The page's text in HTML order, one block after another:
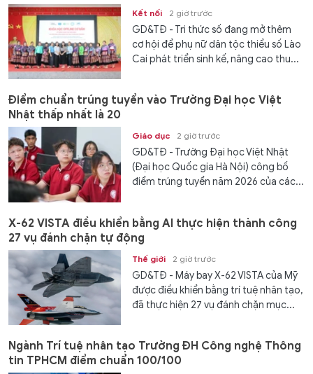
Kết nối 2 giờ trước
GD&TĐ - Tri thức số đang mở thêm
cơ hội để phụ nữ dân tộc thiểu số Lào
Cai phát triển sinh kế, nâng cao thu...
Điểm chuẩn trúng tuyển vào Trường Đại học Việt
Nhật thấp nhất là 20
Giáo dục 2 giờ trước
GD&TĐ - Trường Đại học Việt Nhật
(Đại học Quốc gia Hà Nội) công bố
điểm trúng tuyển năm 2026 của các...
X-62 VISTA điều khiển bằng AI thực hiện thành công
27 vụ đánh chặn tự động
Thế giới 2 giờ trước
GD&TĐ - Máy bay X-62 VISTA của Mỹ
được điều khiển bằng trí tuệ nhân tạo,
đã thực hiện 27 vụ đánh chặn mục...
Ngành Trí tuệ nhân tạo Trường ĐH Công nghệ Thông
tin TPHCM điểm chuẩn 100/100